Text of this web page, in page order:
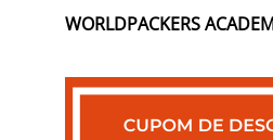
WORLDPACKERS